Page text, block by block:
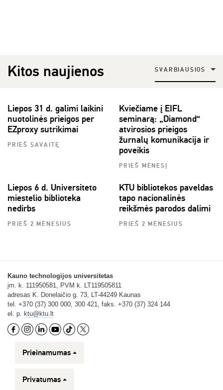
Kitos naujienos SVARBIAUSIOS
Liepos 31 d. galimi laikini
nuotolinės prieigos per
EZproxy sutrikimai
PRIEŠ SAVAITĘ
Kviečiame į EIFL
seminarą: „Diamond“
atvirosios prieigos
žurnalų komunikacija ir
poveikis
PRIEŠ MĖNESĮ
Liepos 6 d. Universiteto
miestelio biblioteka
nedirbs
PRIEŠ 2 MĖNESIUS
KTU bibliotekos paveldas
tapo nacionalinės
reikšmės parodos dalimi
PRIEŠ 2 MĖNESIUS
Kauno technologijos universitetas
įm. k. 111950581, PVM k. LT119505811
adresas K. Donelaičio g. 73, LT-44249 Kaunas
tel. +370 (37) 300 000, 300 421, faks. +370 (37) 324 144
el. p.
ktu@ktu.lt
Prieinamumas
Privatumas